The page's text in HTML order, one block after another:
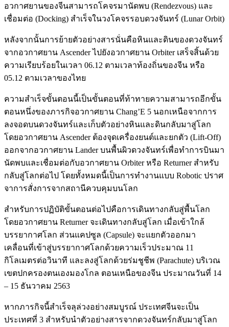
อวกาศยานของจีนสามารถโคจรมานัดพบ (Rendezvous) และ
เชื่อมต่อ (Docking) สำเร็จในวงโคจรรอบดวงจันทร์ (Lunar Orbit)
หลังจากนั้นการย้ายตัวอย่างสารนั่นคือหินและดินของดวงจันทร์
จากอวกาศยาน Ascender ไปยังอวกาศยาน Orbiter เสร็จสิ้นด้วย
ความเรียบร้อยในเวลา 06.12 ตามเวลาท้องถิ่นของจีน หรือ
05.12 ตามเวลาของไทย
ความสำเร็จขั้นตอนนี้เป็นขั้นตอนที่ท้าทายความสามารถอีกขั้น
ตอนหนึ่งของภารกิจอวกาศยาน Chang’E 5 นอกเหนือจากการ
ลงจอดบนดวงจันทร์และเก็บตัวอย่างหินและดินกลับมาสู่โลก
โดยอวกาศยาน Ascender ต้องจุดเครื่องยนต์และยกตัว (Lift-Off)
ออกจากอวกาศยาน Lander บนพื้นผิวดวงจันทร์เพื่อทำการบินมา
นัดพบและเชื่อมต่อกับอวกาศยาน Orbiter หรือ Returner สำหรับ
กลับสู่โลกต่อไป โดยทั้งหมดนี้เป็นการทำงานแบบ Robotic ปราศ
จาการสั่งการจากสถานีควบคุมบนโลก
สำหรับการปฏิบัติขั้นตอนต่อไปคือการเดินทางกลับสู่พื้นโลก
โดยอวกาศยาน Returner จะเดินทางกลับสู่โลก เมื่อเข้าใกล้
บรรยากาศโลก ส่วนแคปซูล (Capsule) จะแยกตัวออกมา
เคลื่อนที่เข้าสู่บรรยากาศโลกด้วยความเร็วประมาณ 11
กิโลเมตรต่อวินาที และลงสู่โลกด้วยร่มชูชีพ (Parachute) บริเวณ
เขตปกครองตนเองมองโกล ตอนเหนือของจีน ประมาณวันที่ 14
– 15 ธันวาคม 2563
หากภารกิจนี้สำเร็จลุล่วงอย่างสมบูรณ์ ประเทศจีนจะเป็น
ประเทศที่ 3 สำหรับนำตัวอย่างสารจากดวงจันทร์กลับมาสู่โลก